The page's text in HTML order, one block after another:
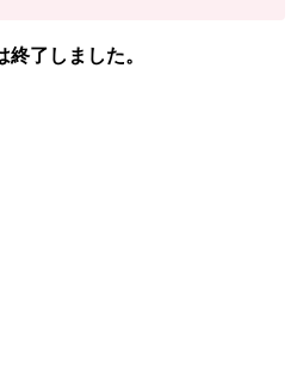
、 「結果を送信する」をタ
了しました。